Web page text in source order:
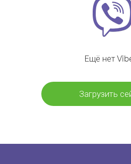
Ещё нет
Загрузить